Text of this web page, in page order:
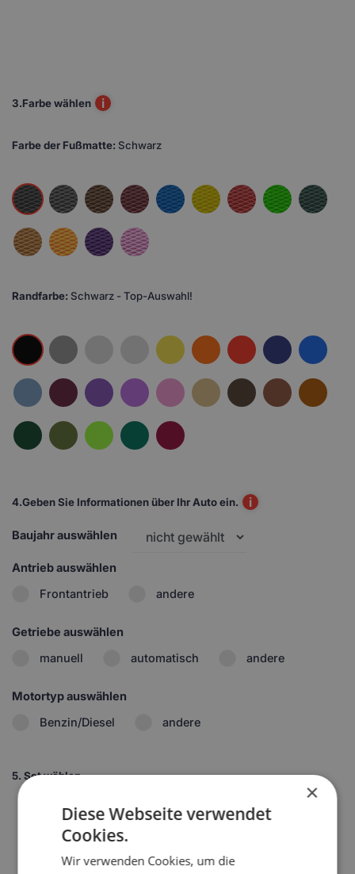
3.Farbe wählen i
Farbe der Fußmatte: Schwarz
Randfarbe: Schwarz - Top-Auswahl!
4.Geben Sie Informationen über Ihr Auto ein. i
Baujahr auswählen
Antrieb auswählen
Frontantrieb
andere
Getriebe auswählen
manuell
automatisch andere
Motortyp auswählen
Benzin/Diesel
andere
5. Set wählen
×
Diese Webseite verwendet
Cookies.
Wir verwenden Cookies, um die